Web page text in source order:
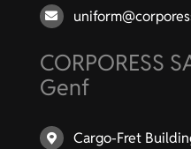
CORPORESS
Genf
Cargo-Fret